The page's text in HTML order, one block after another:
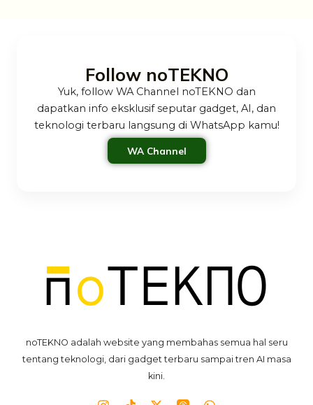
Follow noTEKNO
Yuk, follow WA Channel noTEKNO dan
dapatkan info eksklusif seputar gadget, AI, dan
teknologi terbaru langsung di WhatsApp kamu!
WA Channel
noTEKNO adalah website yang membahas semua hal seru
tentang teknologi, dari gadget terbaru sampai tren AI masa
kini.